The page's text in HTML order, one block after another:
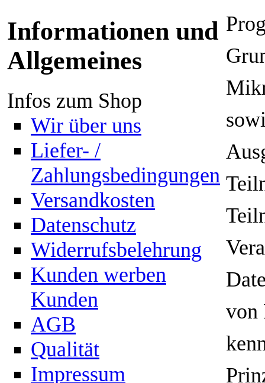
Informationen und
Allgemeines
Infos zum Shop
Wir über uns
Liefer- /
Zahlungsbedingungen
Versandkosten
Datenschutz
Widerrufsbelehrung
Kunden werben
Kunden
AGB
Qualität
Impressum
von